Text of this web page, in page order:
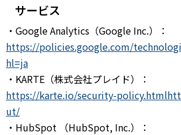
サービス
・Google Analytics（Google Inc.）：
https://policies.google.com/
hl=ja
・KARTE（株式会社プレイド）：
https://karte.io/security-policy.html
ut/
・HubSpot （HubSpot, Inc.）：